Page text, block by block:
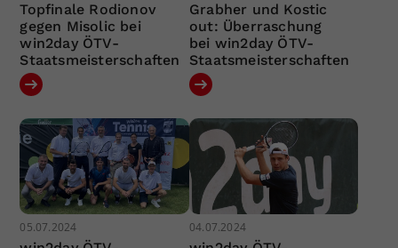
Topfinale Rodionov
gegen Misolic bei
win2day ÖTV-
Staatsmeisterschaften
Grabher und Kostic
out: Überraschung
bei win2day ÖTV-
Staatsmeisterschaften
05.07.2024 04.07.2024